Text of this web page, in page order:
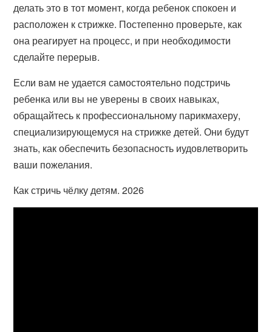
делать это в тот момент, когда ребенок спокоен и
расположен к стрижке. Постепенно проверьте, как
она реагирует на процесс, и при необходимости
сделайте перерыв.
Если вам не удается самостоятельно подстричь
ребенка или вы не уверены в своих навыках,
обращайтесь к профессиональному парикмахеру,
специализирующемуся на стрижке детей. Они будут
знать, как обеспечить безопасность иудовлетворить
ваши пожелания.
Как стричь чёлку детям. 2026